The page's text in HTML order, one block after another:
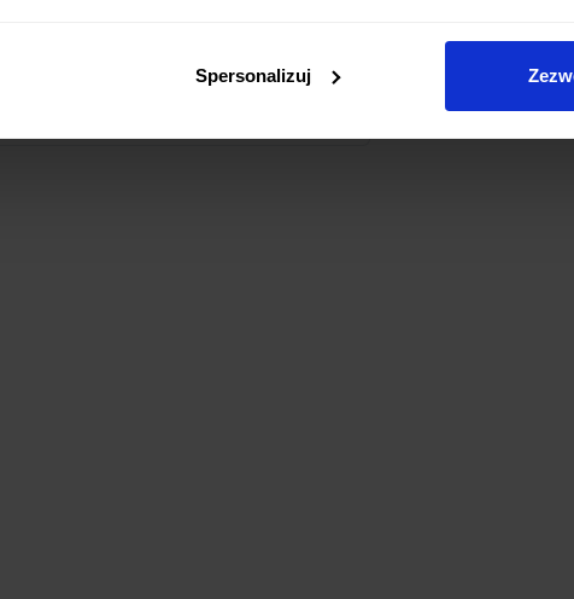
Spersonalizuj
po drobne prace precyzyjne.